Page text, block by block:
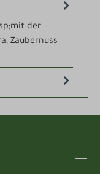
der
Zaubernuss